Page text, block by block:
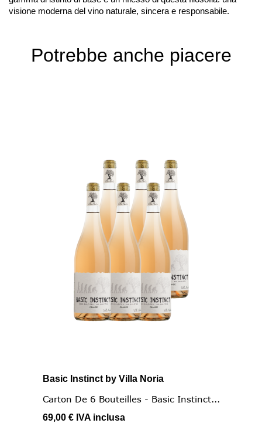
visione moderna del vino naturale, sincera e responsabile.
Potrebbe anche piacere
Basic Instinct by Villa Noria
Carton De 6 Bouteilles - Basic Instinct...
69,00 € IVA inclusa